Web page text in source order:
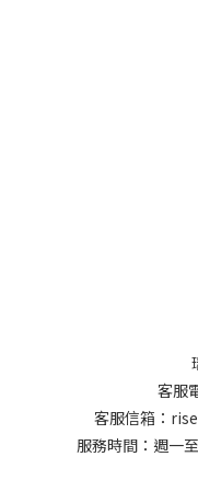
客服
客服信箱：
服務時間：週一